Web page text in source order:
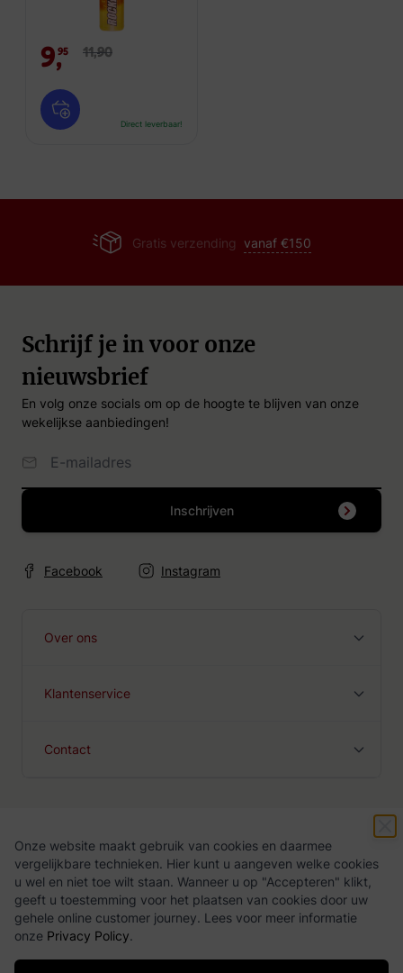
Onze website maakt gebruik van cookies en daarmee
vergelijkbare technieken. Hier kunt u aangeven welke cookies
u wel en niet toe wilt staan. Wanneer u op "Accepteren" klikt,
geeft u toestemming voor het plaatsen van cookies door uw
gehele online customer journey. Lees voor meer informatie
onze Privacy Policy.
9,95 11,90
Direct leverbaar!
Gratis verzending vanaf €150
Schrijf je in voor onze
nieuwsbrief
En volg onze socials om op de hoogte te blijven van onze
wekelijkse aanbiedingen!
Inschrijven
Facebook Instagram
Over ons
Klantenservice
Contact
Algemene voorwaarden Privacy Policy